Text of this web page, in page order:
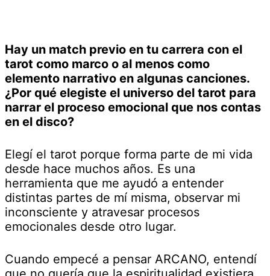
Hay un match previo en tu carrera con el
tarot como marco o al menos como
elemento narrativo en algunas canciones.
¿Por qué elegiste el universo del tarot para
narrar el proceso emocional que nos contas
en el disco?
Elegí el tarot porque forma parte de mi vida
desde hace muchos años. Es una
herramienta que me ayudó a entender
distintas partes de mí misma, observar mi
inconsciente y atravesar procesos
emocionales desde otro lugar.
Cuando empecé a pensar ARCANO, entendí